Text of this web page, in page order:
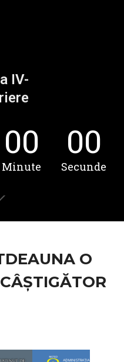
O
00
Minute
00
Secunde
IV-